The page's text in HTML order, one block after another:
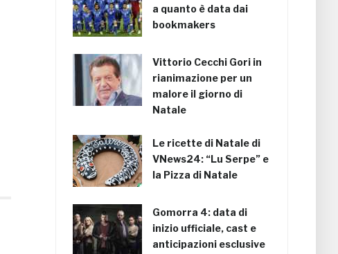
a quanto è data dai
bookmakers
Vittorio Cecchi Gori in
rianimazione per un
malore il giorno di
Natale
Le ricette di Natale di
VNews24: “Lu Serpe” e
la Pizza di Natale
Gomorra 4: data di
inizio ufficiale, cast e
anticipazioni esclusive